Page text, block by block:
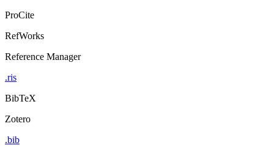
ProCite
RefWorks
Reference Manager
.ris
BibTeX
Zotero
.bib